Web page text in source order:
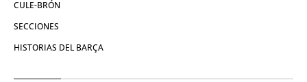
CULE-BRÓN
SECCIONES
HISTORIAS DEL BARÇA